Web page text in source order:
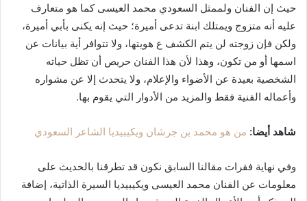
حيث إن الفنان ولممثل السعودي محمد العيسى كما هو متعارف
عليه أنه متزوج ويمتلك ابنة تدعى أميرة؛ حيث إنه يكنى بأبي أميرة،
ولكن فإن زوجته لن يتم الكشف ع هويتها، ولا تتوافر أية بيانات عن
اسمها أو من تكون، وهذا لأن هذا الفنان حريص أن تظل حياته
الشخصية بعيدة عن الأضواء والإعلام، ولا يتحدث إلا عن مشواره
وأعماله الفنية فقط والمزيد من الأدوار التي يقوم بها.
شاهد أيضا: من هو محمد بن جرشان ويكيبيديا الشاعر السعودي
وفي نهاية فقرات مقالنا السابق نكون قد تطرقنا بالحديث على
معلومات عن الفنان محمد العيسى ويكيبيديا السيرة الذاتية، إضافة